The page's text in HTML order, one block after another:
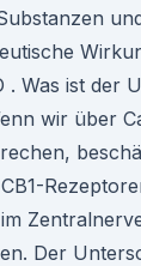
. Was ist der
wir über
Der